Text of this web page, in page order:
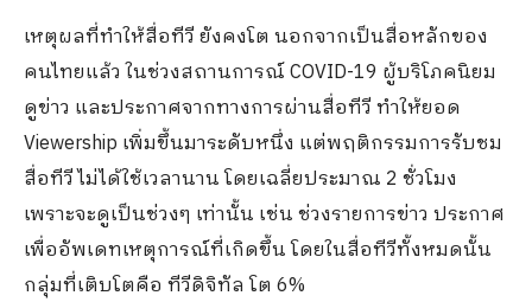
เหตุผลที่ทำให้สื่อทีวี ยังคงโต นอกจากเป็นสื่อหลักของ
คนไทยแล้ว ในช่วงสถานการณ์ COVID-19 ผู้บริโภคนิยม
ดูข่าว และประกาศจากทางการผ่านสื่อทีวี ทำให้ยอด
Viewership เพิ่มขึ้นมาระดับหนึ่ง แต่พฤติกรรมการรับชม
สื่อทีวี ไม่ได้ใช้เวลานาน โดยเฉลี่ยประมาณ 2 ชั่วโมง
เพราะจะดูเป็นช่วงๆ เท่านั้น เช่น ช่วงรายการข่าว ประกาศ
เพื่ออัพเดทเหตุการณ์ที่เกิดขึ้น โดยในสื่อทีวีทั้งหมดนั้น
กลุ่มที่เติบโตคือ ทีวีดิจิทัล โต 6%